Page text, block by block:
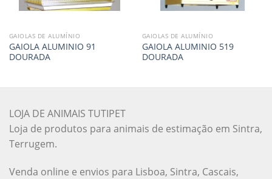
GAIOLAS DE ALUMÍNIO
GAIOLA ALUMINIO 91
DOURADA
GAIOLAS DE ALUMÍNIO
GAIOLA ALUMINIO 519
DOURADA
LOJA DE ANIMAIS TUTIPET
Loja de produtos para animais de estimação em Sintra,
Terrugem.
Venda online e envios para Lisboa, Sintra, Cascais,